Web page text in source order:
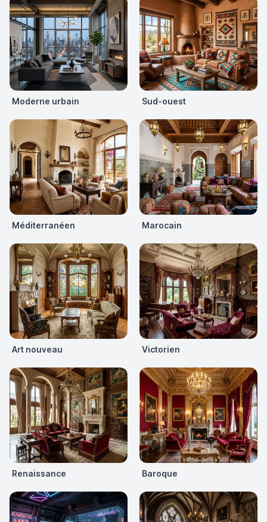
Moderne urbain Sud-ouest
Méditerranéen Marocain
Art nouveau Victorien
Renaissance Baroque